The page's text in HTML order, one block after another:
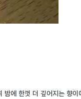
에 한껏 더 깊어지는 향